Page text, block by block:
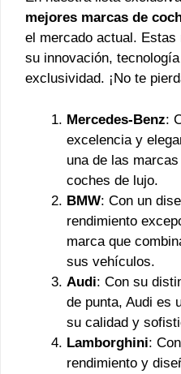
mejores marcas de
el mercado actual.
su innovación,
exclusividad. ¡No te
Mercedes-Benz:
excelencia y
una de las
coches de lujo.
BMW: Con un
rendimiento
marca que
sus vehículos.
Audi: Con su
de punta, Audi es
su calidad y
Lamborghini:
rendimiento y